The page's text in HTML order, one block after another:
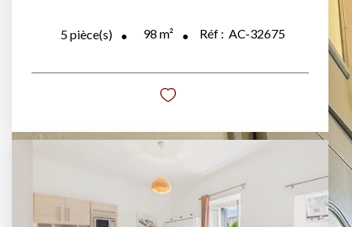
5pièce(s) 98 m² Réf : AC-32675